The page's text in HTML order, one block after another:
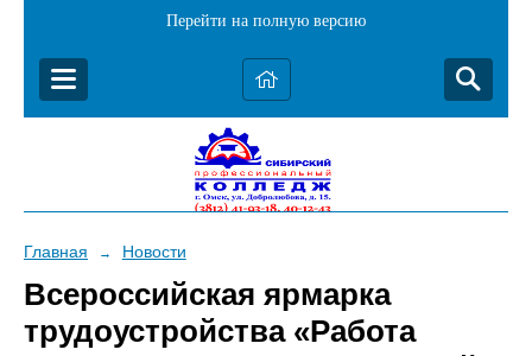
Перейти на полную версию
Главная → Новости
Всероссийская ярмарка
трудоустройства «Работа